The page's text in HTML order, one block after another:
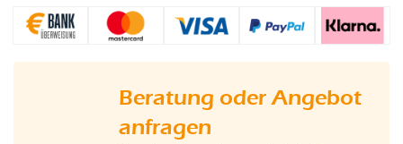
Beratung oder Angebot
anfragen